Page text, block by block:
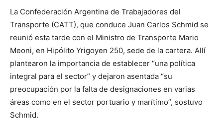
La Confederación Argentina de Trabajadores del
Transporte (CATT), que conduce Juan Carlos Schmid se
reunió esta tarde con el Ministro de Transporte Mario
Meoni, en Hipólito Yrigoyen 250, sede de la cartera. Allí
plantearon la importancia de establecer “una política
integral para el sector” y dejaron asentada “su
preocupación por la falta de designaciones en varias
áreas como en el sector portuario y marítimo”, sostuvo
Schmid.